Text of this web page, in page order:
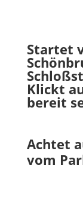
Startet
Klickt
bereit
Achtet
vom